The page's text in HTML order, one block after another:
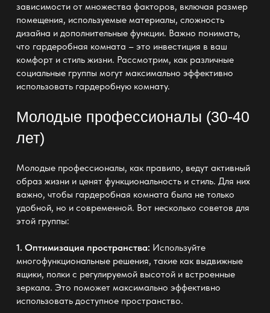
зависимости от множества факторов, включая размер
помещения, используемые материалы, сложность
дизайна и дополнительные функции. Важно понимать,
что гардеробная комната – это инвестиция в ваш
комфорт и стиль жизни. Рассмотрим, как различные
социальные группы могут максимально эффективно
использовать гардеробную комнату.
Молодые профессионалы (30-40
лет)
Молодые профессионалы, как правило, ведут активный
образ жизни и ценят функциональность и стиль. Для них
важно, чтобы гардеробная комната была не только
удобной, но и современной. Вот несколько советов для
этой группы:
1. Оптимизация пространства: Используйте
многофункциональные решения, такие как выдвижные
ящики, полки с регулируемой высотой и встроенные
зеркала. Это поможет максимально эффективно
использовать доступное пространство.